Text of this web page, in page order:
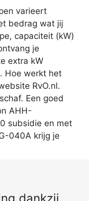
varieert
bedrag wat jij
capaciteit (kW)
je
extra kW
Hoe werkt het
RvO.nl.
Een goed
AHH-
subsidie en met
040A krijg je